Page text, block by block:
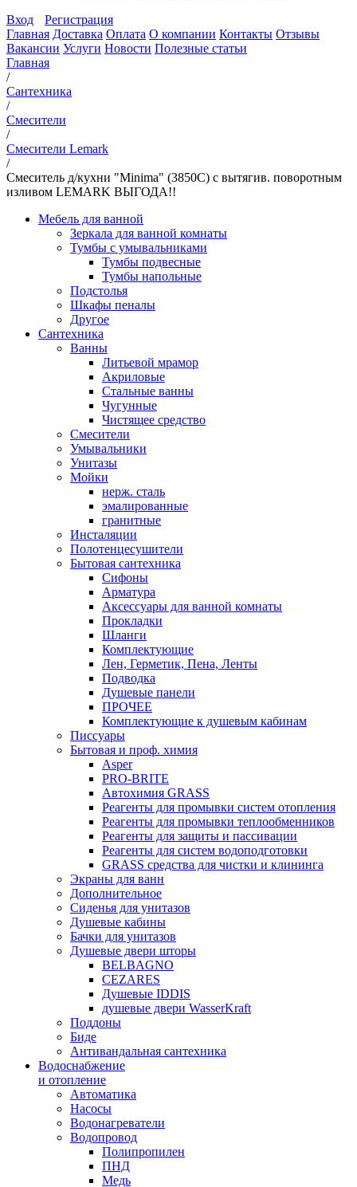
Вход
Регистрация
Главная Доставка Оплата О компании Контакты Отзывы
Вакансии Услуги Новости Полезные статьи
Главная
/
Сантехника
/
Смесители
/
Смесители Lemark
/
Смеситель д/кухни "Minima" (3850C) с вытягив. поворотным
изливом LEMARK ВЫГОДА!!
Мебель для ванной
Зеркала для ванной комнаты
Тумбы с умывальниками
Тумбы подвесные
Тумбы напольные
Подстолья
Шкафы пеналы
Другое
Сантехника
Ванны
Литьевой мрамор
Акриловые
Стальные ванны
Чугунные
Чистящее средство
Смесители
Умывальники
Унитазы
Мойки
нерж. сталь
эмалированные
гранитные
Инсталяции
Полотенцесушители
Бытовая сантехника
Сифоны
Арматура
Аксессуары для ванной комнаты
Прокладки
Шланги
Комплектующие
Лен, Герметик, Пена, Ленты
Подводка
Душевые панели
ПРОЧЕЕ
Комплектующие к душевым кабинам
Писсуары
Бытовая и проф. химия
Asper
PRO-BRITE
Автохимия GRASS
Реагенты для промывки систем отопления
Реагенты для промывки теплообменников
Реагенты для защиты и пассивации
Реагенты для систем водоподготовки
GRASS средства для чистки и клининга
Экраны для ванн
Дополнительное
Сиденья для унитазов
Душевые кабины
Бачки для унитазов
Душевые двери шторы
BELBAGNO
CEZARES
Душевые IDDIS
душевые двери WasserKraft
Поддоны
Биде
Антивандальная сантехника
Водоснабжение
и отопление
Автоматика
Насосы
Водонагреватели
Водопровод
Полипропилен
ПНД
Медь